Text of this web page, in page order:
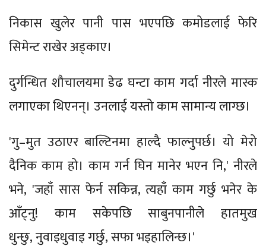
निकास खुलेर पानी पास भएपछि कमोडलाई फेरि
सिमेन्ट राखेर अड्काए।
दुर्गन्धित शौचालयमा डेढ घन्टा काम गर्दा नीरले मास्क
लगाएका थिएनन्। उनलाई यस्तो काम सामान्य लाग्छ।
'गु–मुत उठाएर बाल्टिनमा हाल्दै फाल्नुपर्छ। यो मेरो
दैनिक काम हो। काम गर्न घिन मानेर भएन नि,' नीरले
भने, 'जहाँ सास फेर्न सकिन्न, त्यहाँ काम गर्छु भनेर के
आँट्नु! काम सकेपछि साबुनपानीले हातमुख
धुन्छु, नुवाइधुवाइ गर्छु, सफा भइहालिन्छ।'